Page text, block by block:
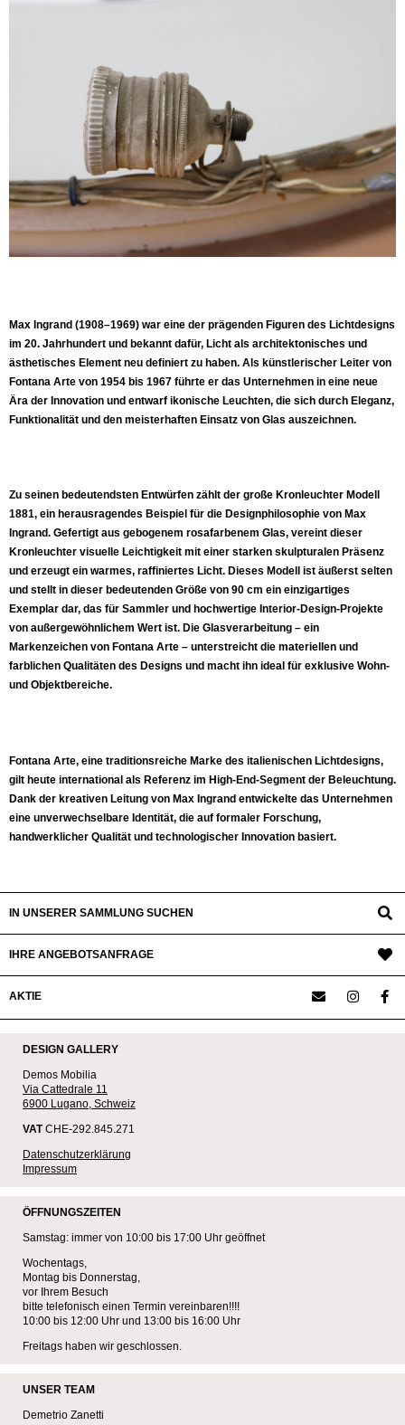
Max Ingrand (1908–1969) war eine der prägenden Figuren des Lichtdesigns
im 20. Jahrhundert und bekannt dafür, Licht als architektonisches und
ästhetisches Element neu definiert zu haben. Als künstlerischer Leiter von
Fontana Arte von 1954 bis 1967 führte er das Unternehmen in eine neue
Ära der Innovation und entwarf ikonische Leuchten, die sich durch Eleganz,
Funktionalität und den meisterhaften Einsatz von Glas auszeichnen.
Zu seinen bedeutendsten Entwürfen zählt der große Kronleuchter Modell
1881, ein herausragendes Beispiel für die Designphilosophie von Max
Ingrand. Gefertigt aus gebogenem rosafarbenem Glas, vereint dieser
Kronleuchter visuelle Leichtigkeit mit einer starken skulpturalen Präsenz
und erzeugt ein warmes, raffiniertes Licht. Dieses Modell ist äußerst selten
und stellt in dieser bedeutenden Größe von 90 cm ein einzigartiges
Exemplar dar, das für Sammler und hochwertige Interior-Design-Projekte
von außergewöhnlichem Wert ist. Die Glasverarbeitung – ein
Markenzeichen von Fontana Arte – unterstreicht die materiellen und
farblichen Qualitäten des Designs und macht ihn ideal für exklusive Wohn-
und Objektbereiche.
Fontana Arte, eine traditionsreiche Marke des italienischen Lichtdesigns,
gilt heute international als Referenz im High-End-Segment der Beleuchtung.
Dank der kreativen Leitung von Max Ingrand entwickelte das Unternehmen
eine unverwechselbare Identität, die auf formaler Forschung,
handwerklicher Qualität und technologischer Innovation basiert.
IN UNSERER SAMMLUNG SUCHEN
IHRE ANGEBOTSANFRAGE
AKTIE
DESIGN GALLERY
Demos Mobilia
Via Cattedrale 11
6900 Lugano, Schweiz
VATCHE-292.845.271
Datenschutzerklärung
Impressum
ÖFFNUNGSZEITEN
Samstag: immer von 10:00 bis 17:00 Uhr geöffnet
Wochentags,
Montag bis Donnerstag,
vor Ihrem Besuch
bitte telefonisch einen Termin vereinbaren!!!!
10:00 bis 12:00 Uhr und 13:00 bis 16:00 Uhr
Freitags haben wir geschlossen.
UNSER TEAM
Demetrio Zanetti